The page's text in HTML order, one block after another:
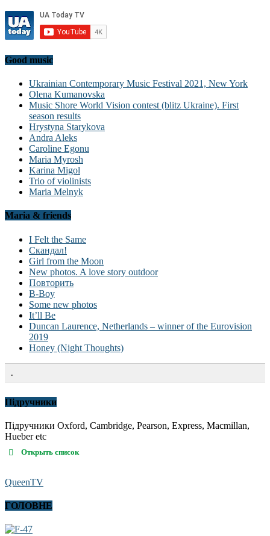
Good music
Ukrainian Contemporary Music Festival 2021, New York
Olena Kumanovska
Music Shore World Vision contest (blitz Ukraine). First
season results
Hrystyna Starykova
Andra Aleks
Caroline Egonu
Maria Myrosh
Karina Migol
Trio of violinists
Maria Melnyk
Maria & friends
I Felt the Same
Скандал!
Girl from the Moon
New photos. A love story outdoor
Повторить
B-Boy
Some new photos
It’ll Be
Duncan Laurence, Netherlands – winner of the Eurovision
2019
Honey (Night Thoughts)
.
Підручники
Підручники Oxford, Cambridge, Pearson, Express, Macmillan,
Hueber etc
Открыть список
QueenTV
ГОЛОВНЕ